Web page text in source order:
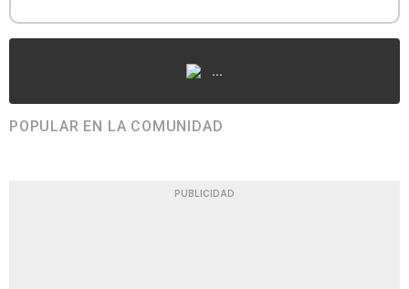
...
POPULAR EN LA COMUNIDAD
PUBLICIDAD